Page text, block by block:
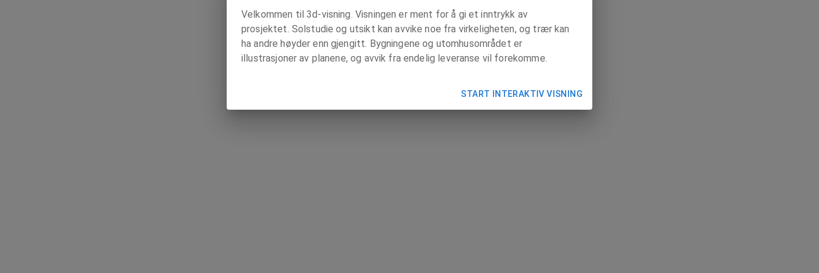
Velkommen til 3d-visning. Visningen er ment for å gi et inntrykk av
prosjektet. Solstudie og utsikt kan avvike noe fra virkeligheten, og trær kan
ha andre høyder enn gjengitt. Bygningene og utomhusområdet er
illustrasjoner av planene, og avvik fra endelig leveranse vil forekomme.
START INTERAKTIV VISNING